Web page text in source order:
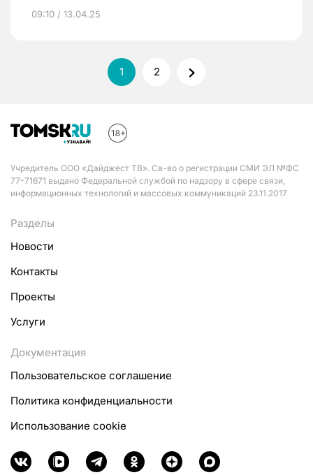
09:10 / 13.04.25
1 2
Учредитель ООО «Дайджест ТВ». Св-во о регистрации СМИ ЭЛ №ФС
77-71671 выдано Федеральной службой по надзору в сфере связи,
информационных технологий и массовых коммуникаций 23.11.2017
Разделы
Новости
Контакты
Проекты
Услуги
Документация
Пользовательское соглашение
Политика конфиденциальности
Использование cookie